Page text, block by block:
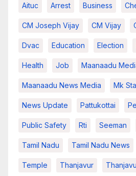
Aituc Arrest Business
CM Joseph Vijay CM Vijay
Dvac Education Election
Health Job Maanaadu
Maanaadu News Media Mk
News Update Pattukottai
Public Safety Rti Seeman
Tamil Nadu Tamil Nadu News
Temple Thanjavur